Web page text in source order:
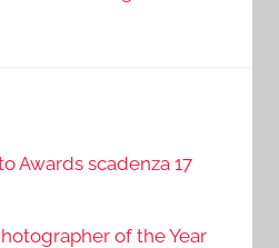
Awards scadenza 17
of the Year